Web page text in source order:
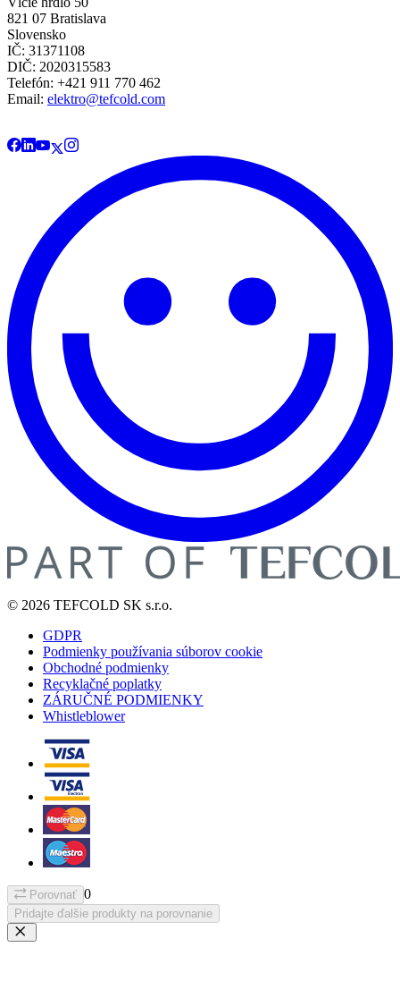
821 07 Bratislava
Slovensko
IČ: 31371108
DIČ: 2020315583
Telefón: +421 911 770 462
Email: elektro@tefcold.com
© 2026 TEFCOLD SK s.r.o.
GDPR
Podmienky používania súborov cookie
Obchodné podmienky
Recyklačné poplatky
ZÁRUČNÉ PODMIENKY
Whistleblower
Porovnať 0
Pridajte ďalšie produkty na porovnanie